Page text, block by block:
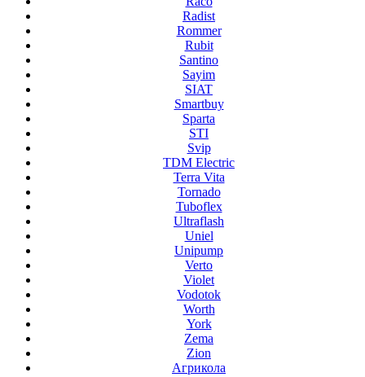
Radist
Rommer
Rubit
Santino
Sayim
SIAT
Smartbuy
Sparta
STI
Svip
TDM Electric
Terra Vita
Tornado
Tuboflex
Ultraflash
Uniel
Unipump
Verto
Violet
Vodotok
Worth
York
Zema
Zion
Агрикола